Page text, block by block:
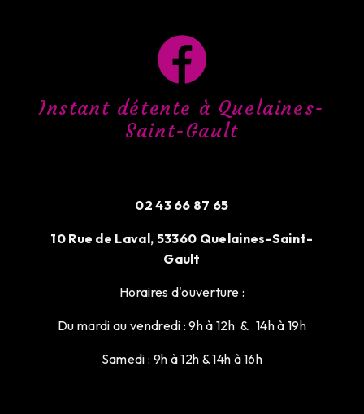
Instant détente à Quelaines-
Saint-Gault
02 43 66 87 65
10 Rue de Laval, 53360 Quelaines-Saint-
Gault
Horaires d'ouverture :
Du mardi au vendredi : 9h à 12h & 14h à 19h
Samedi : 9h à 12h & 14h à 16h